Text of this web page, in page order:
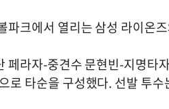
파크에서 열리는 삼성 라이온
페라자-중견수 문현빈-지명타
로 타순을 구성했다. 선발 투